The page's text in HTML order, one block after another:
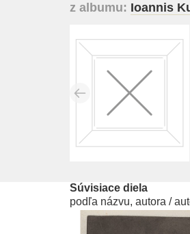
z albumu: Ioannis
Súvisiace diela
podľa názvu, autora /